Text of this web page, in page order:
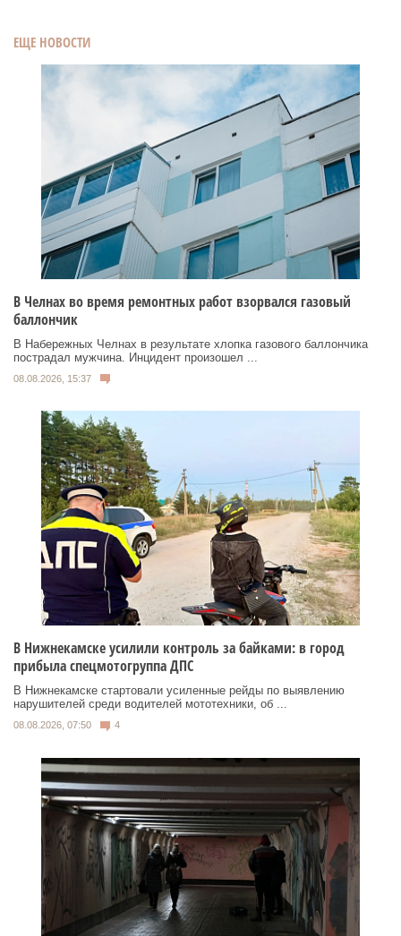
ЕЩЕ НОВОСТИ
В Челнах во время ремонтных работ взорвался газовый
баллончик
В Набережных Челнах в результате хлопка газового баллончика
пострадал мужчина. Инцидент произошел ...
08.08.2026, 15:37
В Нижнекамске усилили контроль за байками: в город
прибыла спецмотогруппа ДПС
В Нижнекамске стартовали усиленные рейды по выявлению
нарушителей среди водителей мототехники, об ...
08.08.2026, 07:50 4